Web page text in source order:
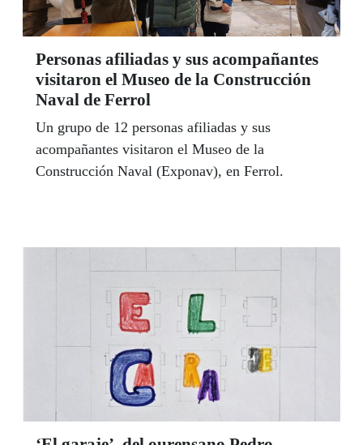
Personas afiliadas y sus acompañantes
visitaron el Museo de la Construcción
Naval de Ferrol
Un grupo de 12 personas afiliadas y sus
acompañantes visitaron el Museo de la
Construcción Naval (Exponav), en Ferrol.